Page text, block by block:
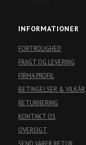
INFORMATIONER
FORTROLIGHED
FRAGT OG LEVERING
FIRMA PROFIL
BETINGELSER & VILKÅR
RETURNERING
KONTAKT OS
OVERSIGT